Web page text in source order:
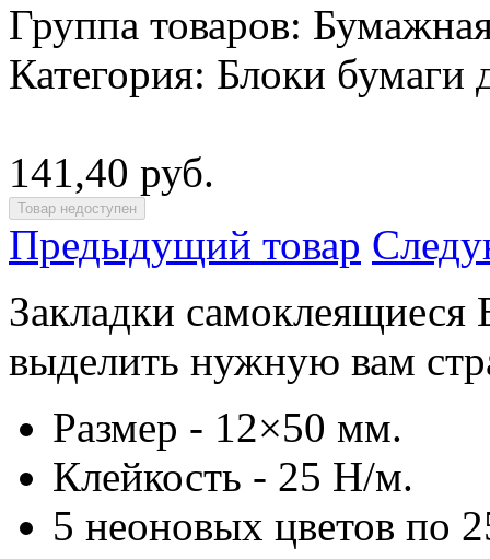
Группа товаров:
Категория: Блоки бумаги
141,40 руб.
Предыдущий товар
Закладки
выделить нужную вам
Размер - 12×50 мм.
Клейкость - 25 Н/м.
5 неоновых цветов по